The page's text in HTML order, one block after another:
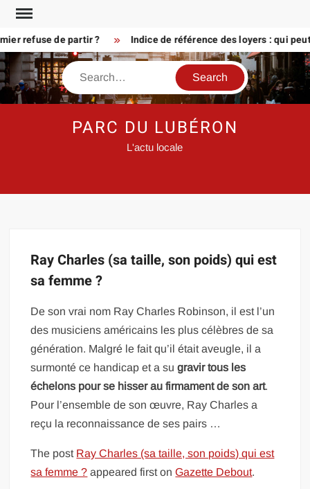
Skip
contentrefuse de partir ? Indice de référence des loyers : qui
Search
PARC DU LUBÉRON
L'actu locale
Ray Charles (sa taille, son poids) qui est
sa femme ?
De son vrai nom Ray Charles Robinson, il est l’un
des musiciens américains les plus célèbres de sa
génération. Malgré le fait qu’il était aveugle, il a
surmonté ce handicap et a sugravir tous les
échelons pour se hisser au firmament de son art.
Pour l’ensemble de son œuvre, Ray Charles a
reçu la reconnaissance de ses pairs …
The post Ray Charles (sa taille, son poids) qui est
sa femme ? appeared first onGazette Debout.